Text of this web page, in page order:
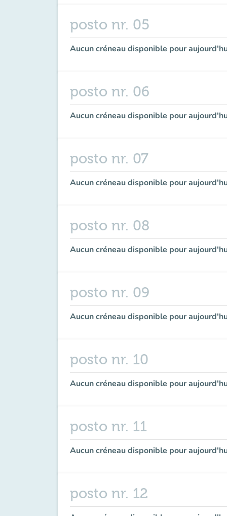
posto nr. 05
Aucun créneau disponible pour
posto nr. 06
Aucun créneau disponible pour
posto nr. 07
Aucun créneau disponible pour
posto nr. 08
Aucun créneau disponible pour
posto nr. 09
Aucun créneau disponible pour
posto nr. 10
Aucun créneau disponible pour
posto nr. 11
Aucun créneau disponible pour
posto nr. 12